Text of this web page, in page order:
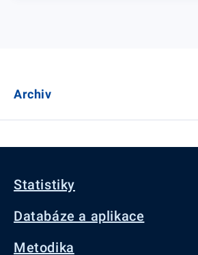
Archiv
Statistiky
Databáze a aplikace
Metodika